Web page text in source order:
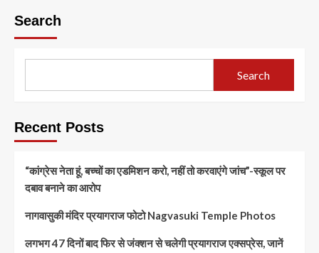
Search
Search
Recent Posts
“कांग्रेस नेता हूं, बच्चों का एडमिशन करो, नहीं तो करवाएंगे जांच”-स्कूल पर
दबाव बनाने का आरोप
नागवासुकी मंदिर प्रयागराज फोटो Nagvasuki Temple Photos
लगभग 47 दिनों बाद फिर से जंक्शन से चलेगी प्रयागराज एक्सप्रेस, जानें